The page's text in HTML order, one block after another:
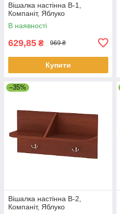
Вішалка настінна В-1,
Компаніт, Яблуко
В наявності
629,85 ₴ 969 ₴
Купити
–35%
Вішалка настінна В-2,
Компаніт, Яблуко